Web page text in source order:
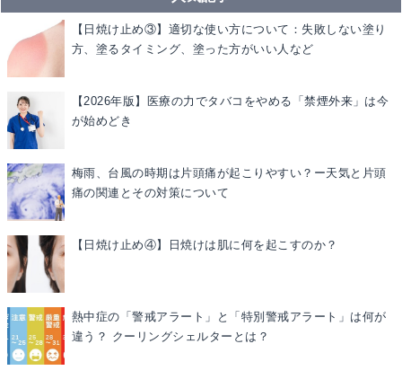
【日焼け止め③】適切な使い方について：失敗しない塗り
方、塗るタイミング、塗った方がいい人など
【2026年版】医療の力でタバコをやめる「禁煙外来」は今
が始めどき
梅雨、台風の時期は片頭痛が起こりやすい？ー天気と片頭
痛の関連とその対策について
【日焼け止め④】日焼けは肌に何を起こすのか？
熱中症の「警戒アラート」と「特別警戒アラート」は何が
違う？ クーリングシェルターとは？